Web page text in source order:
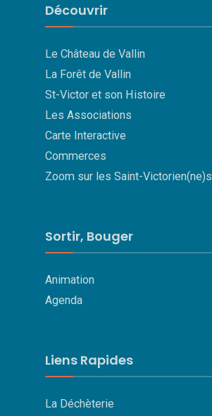
Découvrir
Le Château de Vallin
La Forêt de Vallin
St-Victor et son Histoire
Les Associations
Carte Interactive
Commerces
Zoom sur les Saint-Victorien(ne)s
Sortir, Bouger
Animation
Agenda
Liens Rapides
La Déchèterie